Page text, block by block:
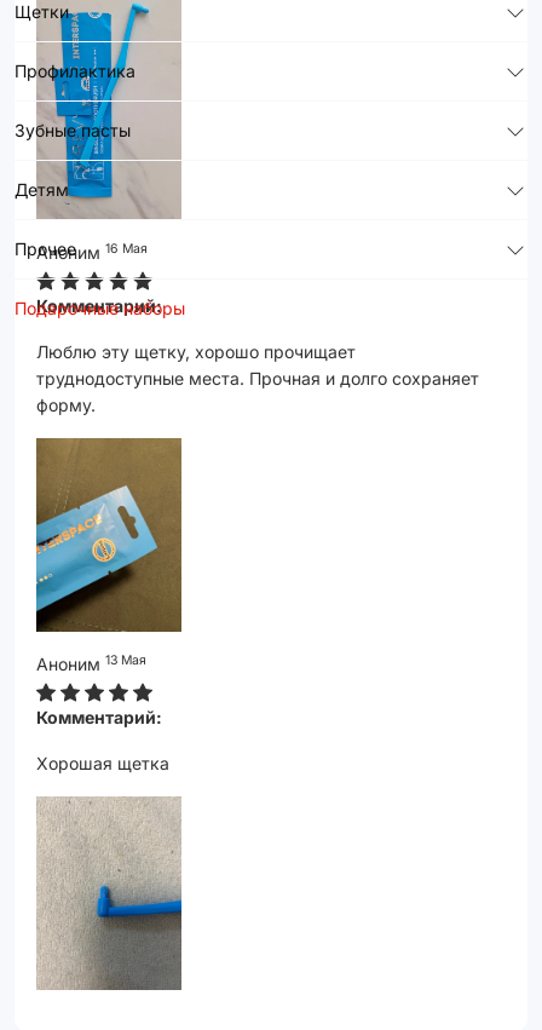
Щетки
Профилактика
Зубные пасты
Детям
Прочее
Подарочные наборы
Аноним 16 Мая
Комментарий:
Люблю эту щетку, хорошо прочищает
труднодоступные места. Прочная и долго сохраняет
форму.
Аноним 13 Мая
Комментарий:
Хорошая щетка